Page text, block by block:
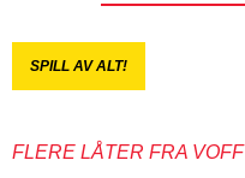
SPILL AV ALT!
FLERE LÅTER FRA VOFF